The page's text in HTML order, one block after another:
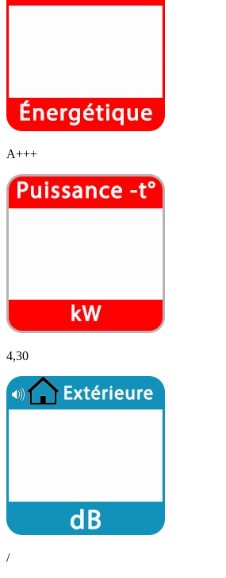
A+++
4,30
/